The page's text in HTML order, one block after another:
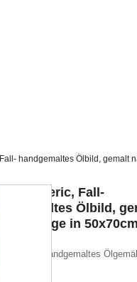
handgemaltes Ölbild, gemalt
Frederic, Fall-
Ölbild,
Vorlage in
handgemaltes